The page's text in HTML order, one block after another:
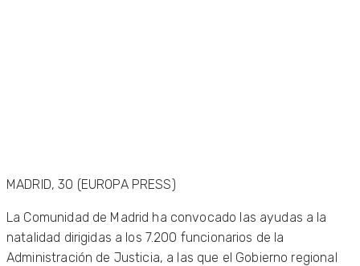
MADRID, 30 (EUROPA PRESS)
La Comunidad de Madrid ha convocado las ayudas a la
natalidad dirigidas a los 7.200 funcionarios de la
Administración de Justicia, a las que el Gobierno regional